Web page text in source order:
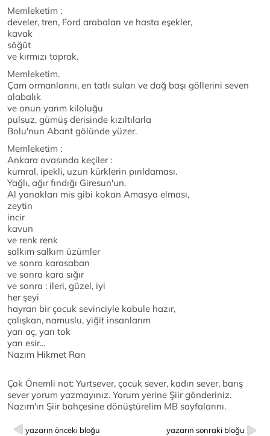
Memleketim :
develer, tren, Ford arabaları ve hasta eşekler,
kavak
söğüt
ve kırmızı toprak.
Memleketim.
Çam ormanlarını, en tatlı suları ve dağ başı göllerini seven
alabalık
ve onun yarım kiloluğu
pulsuz, gümüş derisinde kızıltılarla
Bolu'nun Abant gölünde yüzer.
Memleketim :
Ankara ovasında keçiler :
kumral, ipekli, uzun kürklerin pırıldaması.
Yağlı, ağır fındığı Giresun'un.
Al yanakları mis gibi kokan Amasya elması,
zeytin
incir
kavun
ve renk renk
salkım salkım üzümler
ve sonra karasaban
ve sonra kara sığır
ve sonra : ileri, güzel, iyi
her şeyi
hayran bir çocuk sevinciyle kabule hazır,
çalışkan, namuslu, yiğit insanlarım
yarı aç, yarı tok
yarı esir...
Nazım Hikmet Ran
Çok Önemli not: Yurtsever, çocuk sever, kadın sever, barış
sever yorum yazmayınız. Yorum yerine Şiir gönderiniz.
Nazım'ın Şiir bahçesine dönüştürelim MB sayfalarını.
yazarın önceki bloğu yazarın sonraki bloğu